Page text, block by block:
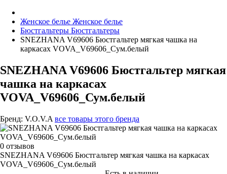
Женское белье Женское белье
Бюстгальтеры Бюстгальтеры
SNEZHANA V69606 Бюстгальтер мягкая чашка на
каркасах VOVA_V69606_Сум.белый
SNEZHANA V69606 Бюстгальтер мягкая
чашка на каркасах
VOVA_V69606_Сум.белый
Бренд: V.O.V.A все товары этого бренда
0 отзывов
SNEZHANA V69606 Бюстгальтер мягкая чашка на каркасах
VOVA_V69606_Сум.белый